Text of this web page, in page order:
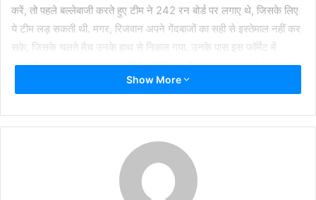
करें, तो पहले बल्लेबाजी करते हुए टीम ने 242 रन बोर्ड पर लगाए थे, जिसके लिए
ये टीम लड़ सकती थी. मगर, रिजवान अपने गेंदबाजों का सही से इस्तेमाल नहीं कर
सके, जिसके चलते मैच उनके हाथ से निकल गया. उनके पास इस फॉर्मेट में
कप्तानी का कुछ खास अनुभव नहीं है, जो मैच के दौरान साफ झलकता है. आंकड़ों
की बात करें, तो रिजवान ने इस टूर्नामेंट के शुरू होने से पहले तक सिर्फ 12 मैचों में
पाकिस्तान टीम का बेड़ा गर्क करने में उनकी फील्डिंग का भी हाथ रहा. भारत के
साथ खेले गए मैच की बात करें, तो पाकिस्तानी फील्डर्स ने 2 अहम कैच छोड़े थे.
Show More